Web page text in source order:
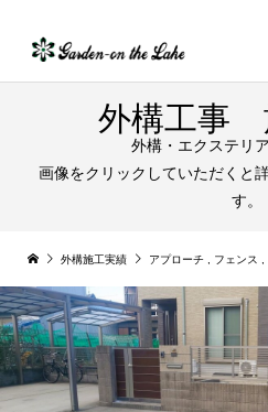
外構工事
外構・エクステリ
画像をクリックしていただくと
す。
外構施工実績 アプローチ フェンス